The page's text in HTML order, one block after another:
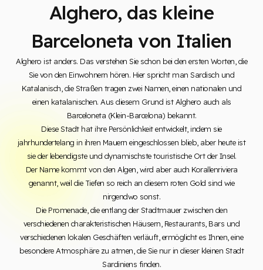
Alghero, das kleine
Barceloneta von Italien
Alghero ist anders. Das verstehen Sie schon bei den ersten Worten, die
Sie von den Einwohnern hören. Hier spricht man Sardisch und
Katalanisch, die Straßen tragen zwei Namen, einen nationalen und
einen katalanischen. Aus diesem Grund ist Alghero auch als
Barceloneta (Klein-Barcelona) bekannt.
Diese Stadt hat ihre Persönlichkeit entwickelt, indem sie
jahrhundertelang in ihren Mauern eingeschlossen blieb, aber heute ist
sie der lebendigste und dynamischste touristische Ort der Insel.
Der Name kommt von den Algen, wird aber auch Korallenriviera
genannt, weil die Tiefen so reich an diesem roten Gold sind wie
nirgendwo sonst.
Die Promenade, die entlang der Stadtmauer zwischen den
verschiedenen charakteristischen Häusern, Restaurants, Bars und
verschiedenen lokalen Geschäften verläuft, ermöglicht es Ihnen, eine
besondere Atmosphäre zu atmen, die Sie nur in dieser kleinen Stadt
Sardiniens finden.